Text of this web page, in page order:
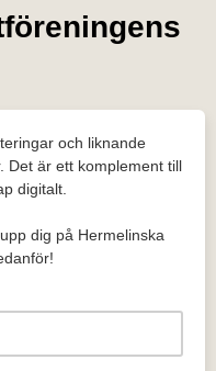
och liknande
Det är ett komplement till
digitalt.
dig på Hermelinska